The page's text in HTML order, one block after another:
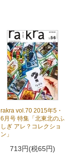
rakra vol.70 2015年5・
6月号 特集「北東北のふ
しぎ アレ？コレクショ
ン」
713円(税65円)